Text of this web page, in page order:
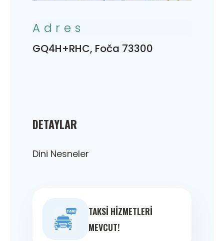
DETAYLAR
Dini Nesneler
TAKSI HIZMETLERI
MEVCUT!
Adres
GQ4H+RHC, Foča 73300